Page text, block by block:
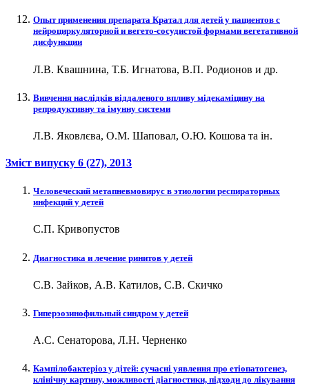
Опыт применения препарата Кратал для детей у пациентов с
нейроциркуляторной и вегето-сосудистой формами вегетативной
дисфункции
Л.В. Квашнина, Т.Б. Игнатова, В.П. Родионов и др.
Вивчення наслідків віддаленого впливу мідекаміцину на
репродуктивну та імунну системи
Л.В. Яковлєва, О.М. Шаповал, О.Ю. Кошова та ін.
Зміст випуску 6 (27), 2013
Человеческий метапневмовирус в этиологии респираторных
инфекций у детей
С.П. Кривопустов
Диагностика и лечение ринитов у детей
С.В. Зайков, А.В. Катилов, С.В. Скичко
Гиперэозинофильный синдром у детей
А.С. Сенаторова, Л.Н. Черненко
Кампілобактеріоз у дітей: сучасні уявлення про етіопатогенез,
клінічну картину, можливості діагностики, підходи до лікування